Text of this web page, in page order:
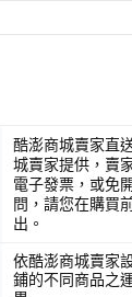
酷澎商城賣家直
城賣家提供，賣
電子發票，或免
問，請您在購買
出。
依酷澎商城賣家
鋪的不同商品之